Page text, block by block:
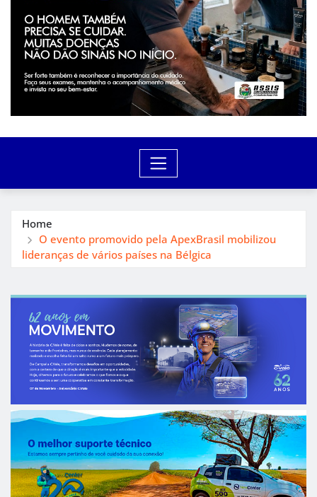
Home
O evento promovido pela ApexBrasil mobilizou
lideranças de vários países na Bélgica